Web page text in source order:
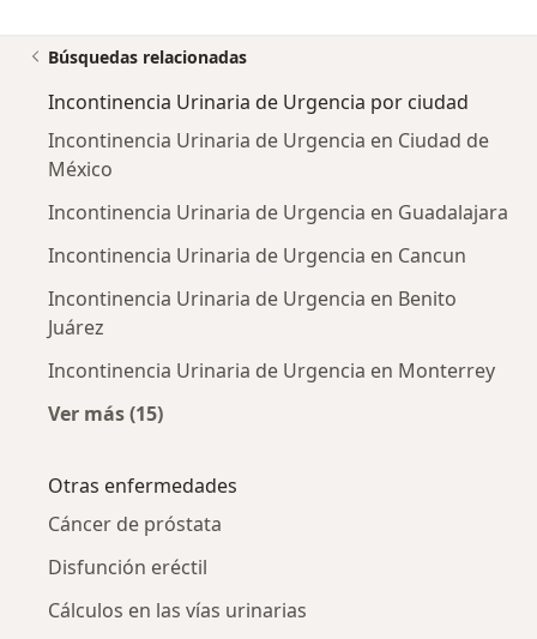
Búsquedas relacionadas
Incontinencia Urinaria de Urgencia por ciudad
Incontinencia Urinaria de Urgencia en Ciudad de
México
Incontinencia Urinaria de Urgencia en Guadalajara
Incontinencia Urinaria de Urgencia en Cancun
Incontinencia Urinaria de Urgencia en Benito
Juárez
Incontinencia Urinaria de Urgencia en Monterrey
Ver más (15)
Otras enfermedades
Cáncer de próstata
Disfunción eréctil
Cálculos en las vías urinarias